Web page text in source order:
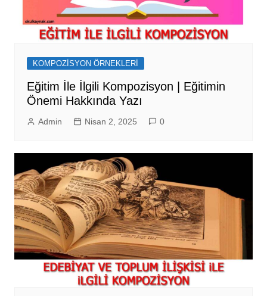
KOMPOZİSYON ÖRNEKLERİ
Eğitim İle İlgili Kompozisyon | Eğitimin
Önemi Hakkında Yazı
Admin Nisan 2, 2025 0